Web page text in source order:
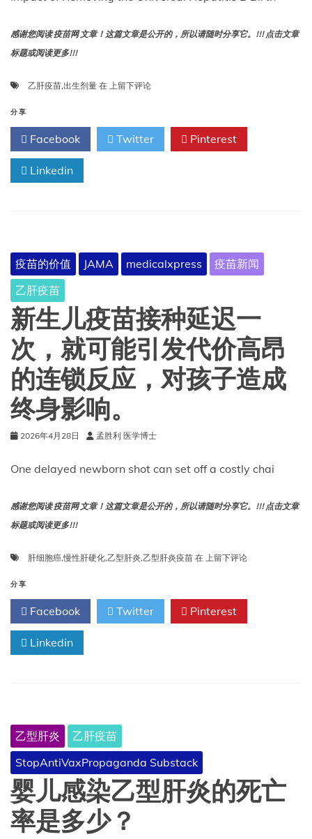
感谢您阅读 疫苗网 文章！这篇文章是公开的，所以请随时分享它。!!! 点击文章
标题或阅读更多!!!
乙肝疫苗,出生剂量 在 美
消
普
遍
剂
量
的
影
响
上留下评论
分享
Facebook Twitter Pinterest
Linkedin
疫苗的价值 JAMA medicalxpress
疫苗新闻
乙肝疫苗
新生儿疫苗接种延迟一
次，就可能引发代价高昂
的连锁反应，对孩子造成
终身影响。
2026年4月28日 孟胜利 医学博士
One delayed newborn shot can set off a costly chai
感谢您阅读 疫苗网 文章！这篇文章是公开的，所以请随时分享它。!!! 点击文章
标题或阅读更多!!!
肝细胞癌,慢性肝硬化,乙型肝炎,乙型肝炎疫苗 在 新
疫
苗
接
代
价
上留下评论
分享
Facebook Twitter Pinterest
Linkedin
乙型肝炎
乙肝疫苗
StopAntiVaxPropaganda Substack
婴儿感染乙型肝炎的死亡
率是多少？